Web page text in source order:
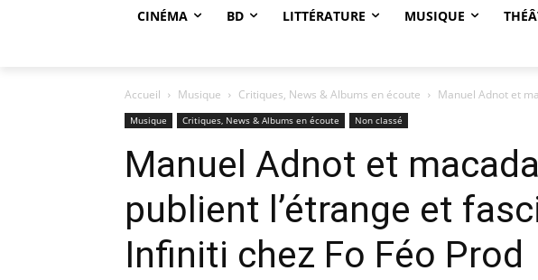
CINÉMA BD LITTÉRATURE MUSIQUE
Accueil Musique Critiques, News & Albums en écoute Manuel Adnot et
Musique Critiques, News & Albums en écoute Non classé
Manuel Adnot et
publient l’étrange et
Infiniti chez Fo Féo Prod